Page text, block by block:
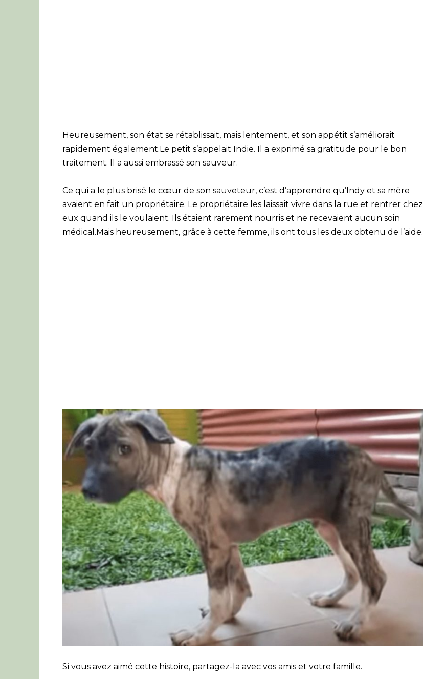
Heureusement, son état se rétablissait, mais lentement, et son appétit s’améliorait
rapidement également.Le petit s’appelait Indie. Il a exprimé sa gratitude pour le bon
traitement. Il a aussi embrassé son sauveur.
Ce qui a le plus brisé le cœur de son sauveteur, c’est d’apprendre qu’Indy et sa mère
avaient en fait un propriétaire. Le propriétaire les laissait vivre dans la rue et rentrer chez
eux quand ils le voulaient. Ils étaient rarement nourris et ne recevaient aucun soin
médical.Mais heureusement, grâce à cette femme, ils ont tous les deux obtenu de l’aide.
Si vous avez aimé cette histoire, partagez-la avec vos amis et votre famille.